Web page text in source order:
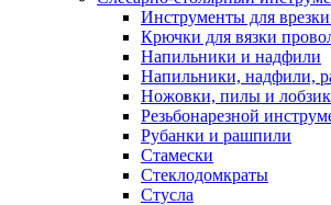
Инструменты для врезки
Крючки для вязки
Напильники и надфили
Напильники, надфили,
Ножовки, пилы и
Резьбонарезной
Рубанки и рашпили
Стамески
Стеклодомкраты
Стусла